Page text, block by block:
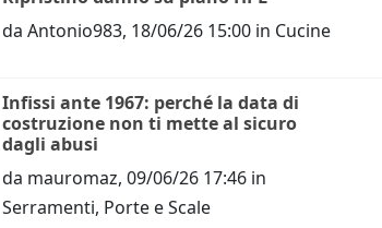
daAntonio983, 18/06/26 15:00 in Cucine
Infissi ante 1967: perché la data di
costruzione non ti mette al sicuro
dagli abusi
da mauromaz,09/06/26 17:46 in
Serramenti, Porte e Scale